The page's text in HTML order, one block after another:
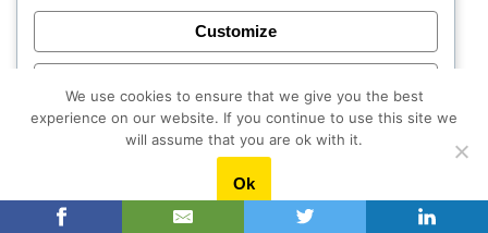
centru educațional pentru copiii din mediul rural. Raluca
Niculescu, Academia Faptelor Bune: “Eram foarte bine ca
statut social și financiar, doar că nu-mi găseam fericirea.”
Brâncuși, lumina albă din Paris
O moștenire culturală o naște pe alta.
Patrimoniul nimănui. Povestea românească a Muzeului
Național de Istorie a României
Customize
Accept All
We use cookies to ensure that we give you the best
experience on our website. If you continue to use this site we
will assume that you are ok with it.
Ok